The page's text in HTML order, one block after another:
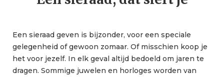
Een sieraad geven is bijzonder, voor een speciale
gelegenheid of gewoon zomaar. Of misschien koop je
het voor jezelf. In elk geval altijd bedoeld om jaren te
dragen. Sommige juwelen en horloges worden van